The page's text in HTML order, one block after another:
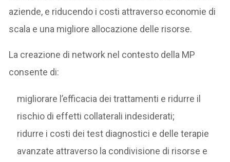
aziende, e riducendo i costi attraverso economie di
scala e una migliore allocazione delle risorse.
La creazione di network nel contesto della MP
consente di:
migliorare l’efficacia dei trattamenti e ridurre il
rischio di effetti collaterali indesiderati;
ridurre i costi dei test diagnostici e delle terapie
avanzate attraverso la condivisione di risorse e